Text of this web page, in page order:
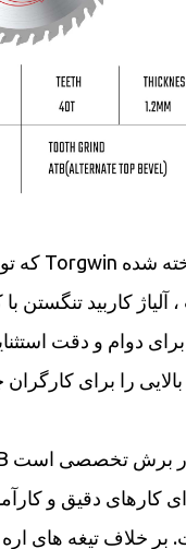
کاربید تنگستن با
برای دوام و دقت
را برای
کارهای دقیق و
بر خلاف تیغه های